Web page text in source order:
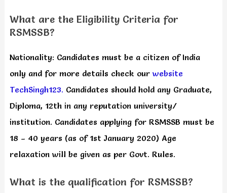
What are the Eligibility Criteria for
RSMSSB?
Nationality: Candidates must be a citizen of India
only and for more details check our website
TechSingh123. Candidates should hold any Graduate,
Diploma, 12th in any reputation university/
institution. Candidates applying for RSMSSB must be
18 – 40 years (as of 1st January 2020) Age
relaxation will be given as per Govt. Rules.
What is the qualification for RSMSSB?